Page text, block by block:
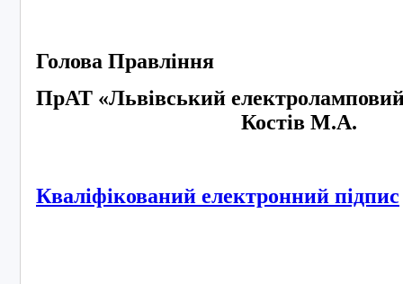
Голова Правління
ПрАТ «Львівський електроламповий
Костів М.А.
Кваліфікований електронний підпис